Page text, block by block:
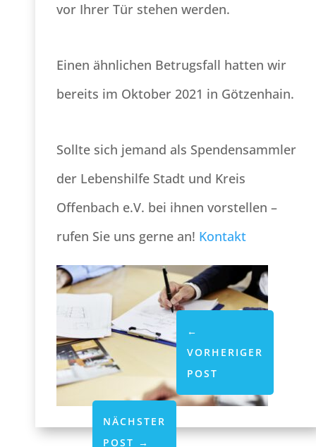
vor Ihrer Tür stehen werden.
Einen ähnlichen Betrugsfall hatten wir
bereits im Oktober 2021 in Götzenhain.
Sollte sich jemand als Spendensammler
der Lebenshilfe Stadt und Kreis
Offenbach e.V. bei ihnen vorstellen –
rufen Sie uns gerne an! Kontakt
←
VORHERIGER
POST
NÄCHSTER
POST →